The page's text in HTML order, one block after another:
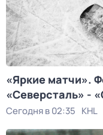
«Яркие матчи».
«Северсталь» -
Сегодня в 02:35 KHL